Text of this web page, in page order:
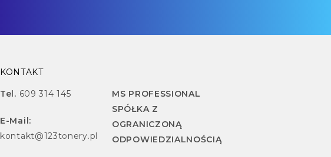
KONTAKT
Tel. 609 314 145
E-Mail:
kontakt@123tonery.pl
MS PROFESSIONAL
SPÓŁKA Z
OGRANICZONĄ
ODPOWIEDZIALNOŚCIĄ